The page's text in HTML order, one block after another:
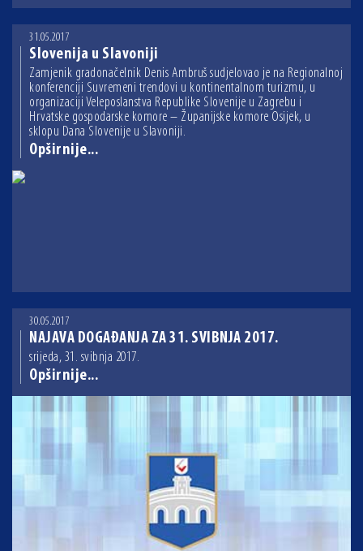
31.05.2017
Slovenija u Slavoniji
Zamjenik gradonačelnik Denis Ambruš sudjelovao je na Regionalnoj
konferenciji Suvremeni trendovi u kontinentalnom turizmu, u
organizaciji Veleposlanstva Republike Slovenije u Zagrebu i
Hrvatske gospodarske komore – Županijske komore Osijek, u
sklopu Dana Slovenije u Slavoniji.
Opširnije...
30.05.2017
NAJAVA DOGAĐANJA ZA 31. SVIBNJA 2017.
srijeda, 31. svibnja 2017.
Opširnije...